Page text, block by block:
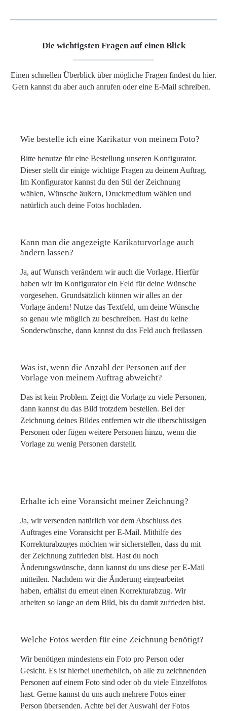
Die wichtigsten Fragen auf einen Blick
Einen schnellen Überblick über mögliche Fragen findest du hier.
Gern kannst du aber auch anrufen oder eine E-Mail schreiben.
Wie bestelle ich eine Karikatur von meinem Foto?
Bitte benutze für eine Bestellung unseren Konfigurator.
Dieser stellt dir einige wichtige Fragen zu deinem Auftrag.
Im Konfigurator kannst du den Stil der Zeichnung
wählen, Wünsche äußern, Druckmedium wählen und
natürlich auch deine Fotos hochladen.
Kann man die angezeigte Karikaturvorlage auch
ändern lassen?
Ja, auf Wunsch verändern wir auch die Vorlage. Hierfür
haben wir im Konfigurator ein Feld für deine Wünsche
vorgesehen. Grundsätzlich können wir alles an der
Vorlage ändern! Nutze das Textfeld, um deine Wünsche
so genau wie möglich zu beschreiben. Hast du keine
Sonderwünsche, dann kannst du das Feld auch freilassen
Was ist, wenn die Anzahl der Personen auf der
Vorlage von meinem Auftrag abweicht?
Das ist kein Problem. Zeigt die Vorlage zu viele Personen,
dann kannst du das Bild trotzdem bestellen. Bei der
Zeichnung deines Bildes entfernen wir die überschüssigen
Personen oder fügen weitere Personen hinzu, wenn die
Vorlage zu wenig Personen darstellt.
Erhalte ich eine Voransicht meiner Zeichnung?
Ja, wir versenden natürlich vor dem Abschluss des
Auftrages eine Voransicht per E-Mail. Mithilfe des
Korrekturabzuges möchten wir sicherstellen, dass du mit
der Zeichnung zufrieden bist. Hast du noch
Änderungswünsche, dann kannst du uns diese per E-Mail
mitteilen. Nachdem wir die Änderung eingearbeitet
haben, erhältst du erneut einen Korrekturabzug. Wir
arbeiten so lange an dem Bild, bis du damit zufrieden bist.
Welche Fotos werden für eine Zeichnung benötigt?
Wir benötigen mindestens ein Foto pro Person oder
Gesicht. Es ist hierbei unerheblich, ob alle zu zeichnenden
Personen auf einem Foto sind oder ob du viele Einzelfotos
hast. Gerne kannst du uns auch mehrere Fotos einer
Person übersenden. Achte bei der Auswahl der Fotos